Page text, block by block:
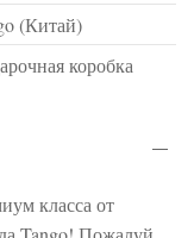
(Китай)
коробка
класса от